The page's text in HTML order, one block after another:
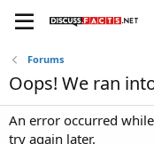
Forums
Oops! We ran
An error occurred
try again later.